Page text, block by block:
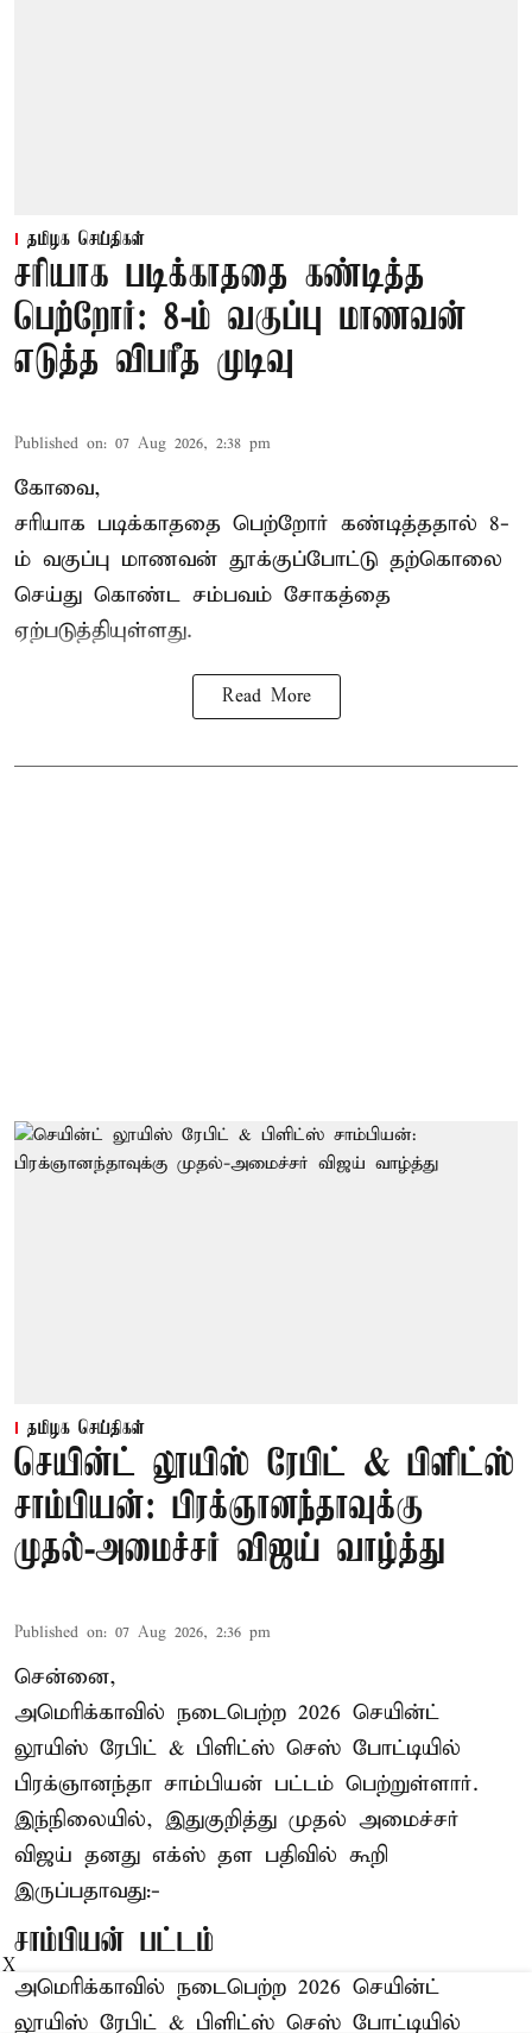
தமிழக செய்திகள்
சரியாக படிக்காததை கண்டித்த
பெற்றோர்: 8-ம் வகுப்பு மாணவன்
எடுத்த விபரீத முடிவு
Published on: 07 Aug 2026, 2:38 pm
கோவை,
சரியாக படிக்காததை பெற்றோர் கண்டித்ததால் 8-
ம் வகுப்பு மாணவன் தூக்குப்போட்டு தற்கொலை
செய்து கொண்ட சம்பவம் சோகத்தை
ஏற்படுத்தியுள்ளது.
Read More
தமிழக செய்திகள்
செயின்ட் லூயிஸ் ரேபிட் & பிளிட்ஸ்
சாம்பியன்: பிரக்ஞானந்தாவுக்கு
முதல்-அமைச்சர் விஜய் வாழ்த்து
Published on: 07 Aug 2026, 2:36 pm
சென்னை,
அமெரிக்காவில் நடைபெற்ற 2026 செயின்ட்
லூயிஸ் ரேபிட் & பிளிட்ஸ் செஸ் போட்டியில்
பிரக்ஞானந்தா சாம்பியன் பட்டம் பெற்றுள்ளார்.
இந்நிலையில், இதுகுறித்து முதல் அமைச்சர்
விஜய் தனது எக்ஸ் தள பதிவில் கூறி
இருப்பதாவது:-
சாம்பியன் பட்டம்
அமெரிக்காவில் நடைபெற்ற 2026 செயின்ட்
லூயிஸ் ரேபிட் & பிளிட்ஸ் செஸ் போட்டியில்
X